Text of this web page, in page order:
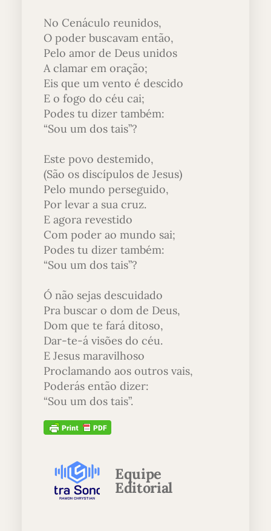
No Cenáculo reunidos,
O poder buscavam então,
Pelo amor de Deus unidos
A clamar em oração;
Eis que um vento é descido
E o fogo do céu cai;
Podes tu dizer também:
“Sou um dos tais”?
Este povo destemido,
(São os discípulos de Jesus)
Pelo mundo perseguido,
Por levar a sua cruz.
E agora revestido
Com poder ao mundo sai;
Podes tu dizer também:
“Sou um dos tais”?
Ó não sejas descuidado
Pra buscar o dom de Deus,
Dom que te fará ditoso,
Dar-te-á visões do céu.
E Jesus maravilhoso
Proclamando aos outros vais,
Poderás então dizer:
“Sou um dos tais”.
Equipe
Editorial